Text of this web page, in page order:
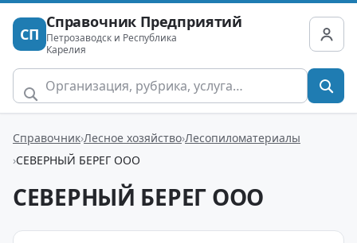
СП
Справочник Предприятий
Петрозаводск и Республика
Карелия
Справочник Лесное хозяйство Лесопиломатериалы
СЕВЕРНЫЙ БЕРЕГ ООО
СЕВЕРНЫЙ БЕРЕГ ООО